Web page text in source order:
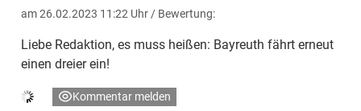
am 26.02.2023 11:22 Uhr / Bewertung:
Liebe Redaktion, es muss heißen: Bayreuth fährt erneut
einen dreier ein!
Kommentar melden